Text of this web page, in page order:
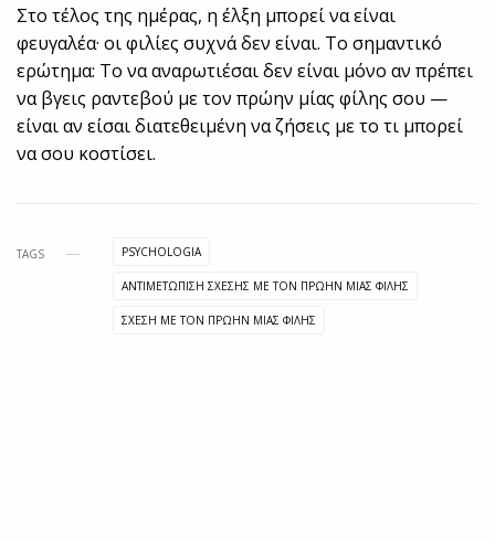
Στο τέλος της ημέρας, η έλξη μπορεί να είναι
φευγαλέα· οι φιλίες συχνά δεν είναι. Το σημαντικό
ερώτημα: Το να αναρωτιέσαι δεν είναι μόνο αν πρέπει
να βγεις ραντεβού με τον πρώην μίας φίλης σου —
είναι αν είσαι διατεθειμένη να ζήσεις με το τι μπορεί
να σου κοστίσει.
TAGS PSYCHOLOGIA
ΑΝΤΙΜΕΤΩΠΙΣΗ ΣΧΕΣΗΣ ΜΕ ΤΟΝ ΠΡΩΗΝ ΜΙΑΣ ΦΙΛΗΣ
ΣΧΕΣΗ ΜΕ ΤΟΝ ΠΡΩΗΝ ΜΙΑΣ ΦΙΛΗΣ